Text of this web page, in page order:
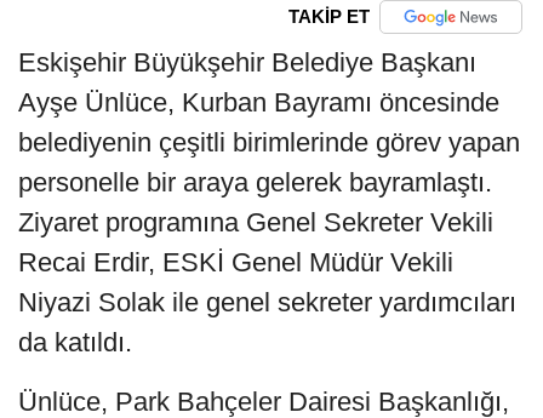
TAKİP ET
Eskişehir Büyükşehir Belediye Başkanı
Ayşe Ünlüce, Kurban Bayramı öncesinde
belediyenin çeşitli birimlerinde görev yapan
personelle bir araya gelerek bayramlaştı.
Ziyaret programına Genel Sekreter Vekili
Recai Erdir, ESKİ Genel Müdür Vekili
Niyazi Solak ile genel sekreter yardımcıları
da katıldı.
Ünlüce, Park Bahçeler Dairesi Başkanlığı,